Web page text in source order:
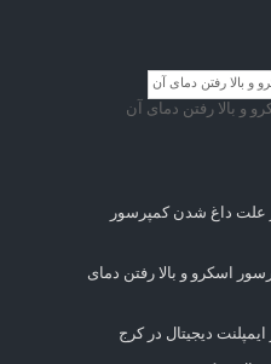
و بالا رفتن دمای آن
علت داغ شدن کمپرسور
اسکرو و بالا رفتن دمای
ایمپلنت دیجیتال در کرج